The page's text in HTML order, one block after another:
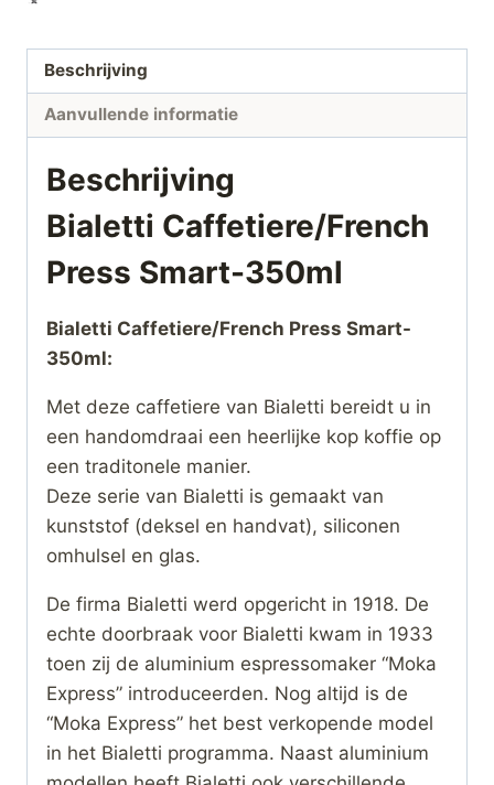
Beschrijving
Aanvullende informatie
Beschrijving
Bialetti Caffetiere/French
Press Smart-350ml
Bialetti Caffetiere/French Press Smart-
350ml:
Met deze caffetiere van Bialetti bereidt u in
een handomdraai een heerlijke kop koffie op
een traditonele manier.
Deze serie van Bialetti is gemaakt van
kunststof (deksel en handvat), siliconen
omhulsel en glas.
De firma Bialetti werd opgericht in 1918. De
echte doorbraak voor Bialetti kwam in 1933
toen zij de aluminium espressomaker “Moka
Express” introduceerden. Nog altijd is de
“Moka Express” het best verkopende model
in het Bialetti programma. Naast aluminium